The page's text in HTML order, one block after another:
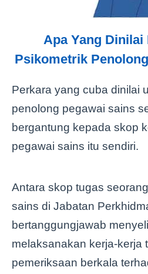
Apa Yang Dinilai
Psikometrik
Perkara yang cuba dinilai
penolong pegawai sains
bergantung kepada skop
pegawai sains itu sendiri.
Antara skop tugas
sains di Jabatan
bertanggungjawab
melaksanakan kerja-kerja
pemeriksaan berkala